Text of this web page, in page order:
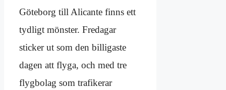
Göteborg till Alicante finns ett
tydligt mönster. Fredagar
sticker ut som den billigaste
dagen att flyga, och med tre
flygbolag som trafikerar